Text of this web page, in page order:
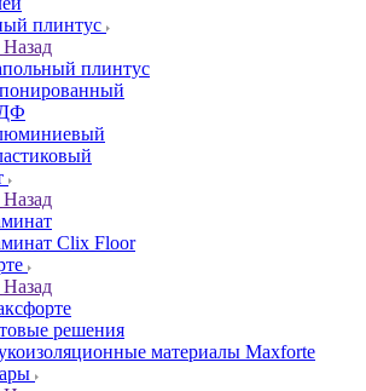
плинтус
Назад
плинтус
Назад
Clix Floor
Назад
решения
материалы Maxforte